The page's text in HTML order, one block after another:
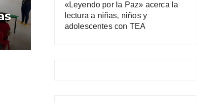
«Leyendo por la Paz» acerca la
lectura a niñas, niños y
adolescentes con TEA